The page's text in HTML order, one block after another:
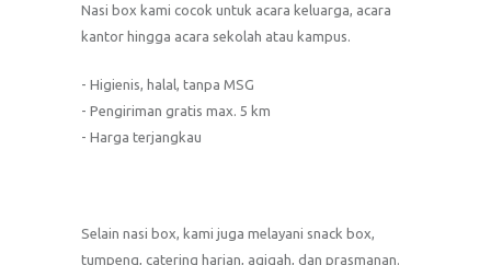
Nasi box kami cocok untuk acara keluarga, acara
kantor hingga acara sekolah atau kampus.
- Higienis, halal, tanpa MSG
- Pengiriman gratis max. 5 km
- Harga terjangkau
Selain nasi box, kami juga melayani snack box,
tumpeng, catering harian, aqiqah, dan prasmanan.